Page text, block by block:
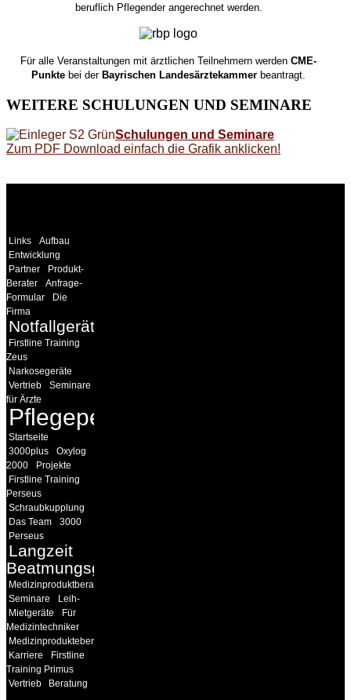
beruflich Pflegender angerechnet werden.
Für alle Veranstaltungen mit ärztlichen Teilnehmern werdenCME-
Punkte bei derBayrischen Landesärztekammer beantragt.
WEITERE SCHULUNGEN UND SEMINARE
Schulungen und Seminare
Zum PDF Download einfach die Grafik anklicken!
Links
Aufbau
Entwicklung
Partner
Produkt-
Berater
Anfrage-
Formular
Die
Firma
Notfallgeräte
Firstline Training
Zeus
Narkosegeräte
Vertrieb
Seminare
für Ärzte
Pflegepersonal
Startseite
3000plus
Oxylog
2000
Projekte
Firstline Training
Perseus
Schraubkupplung
Das Team
3000
Perseus
Langzeit
Beatmungsgeräte
Medizinproduktberater
Seminare
Leih-
Mietgeräte
Für
Medizintechniker
Medizinprodukteberater
Karriere
Firstline
Training Primus
Vertrieb
Beratung